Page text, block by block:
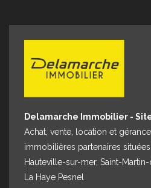
Delamarche Immobilier -
Achat, vente, location et
immobilières partenaires situées
Hauteville-sur-mer, Saint-
La Haye Pesnel